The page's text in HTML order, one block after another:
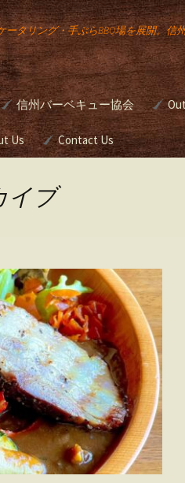
ータリング・手ぶらBBQ場を展開。
信州バーベキュー協会
JBBQA バーベキュー検
定
本
Us Contact Us
イブ